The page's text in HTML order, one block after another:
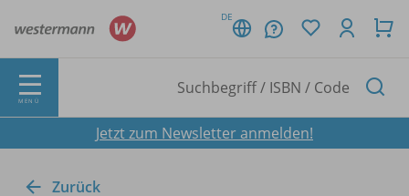
DE
MENÜ
Jetzt zum Newsletter anmelden!
Zurück